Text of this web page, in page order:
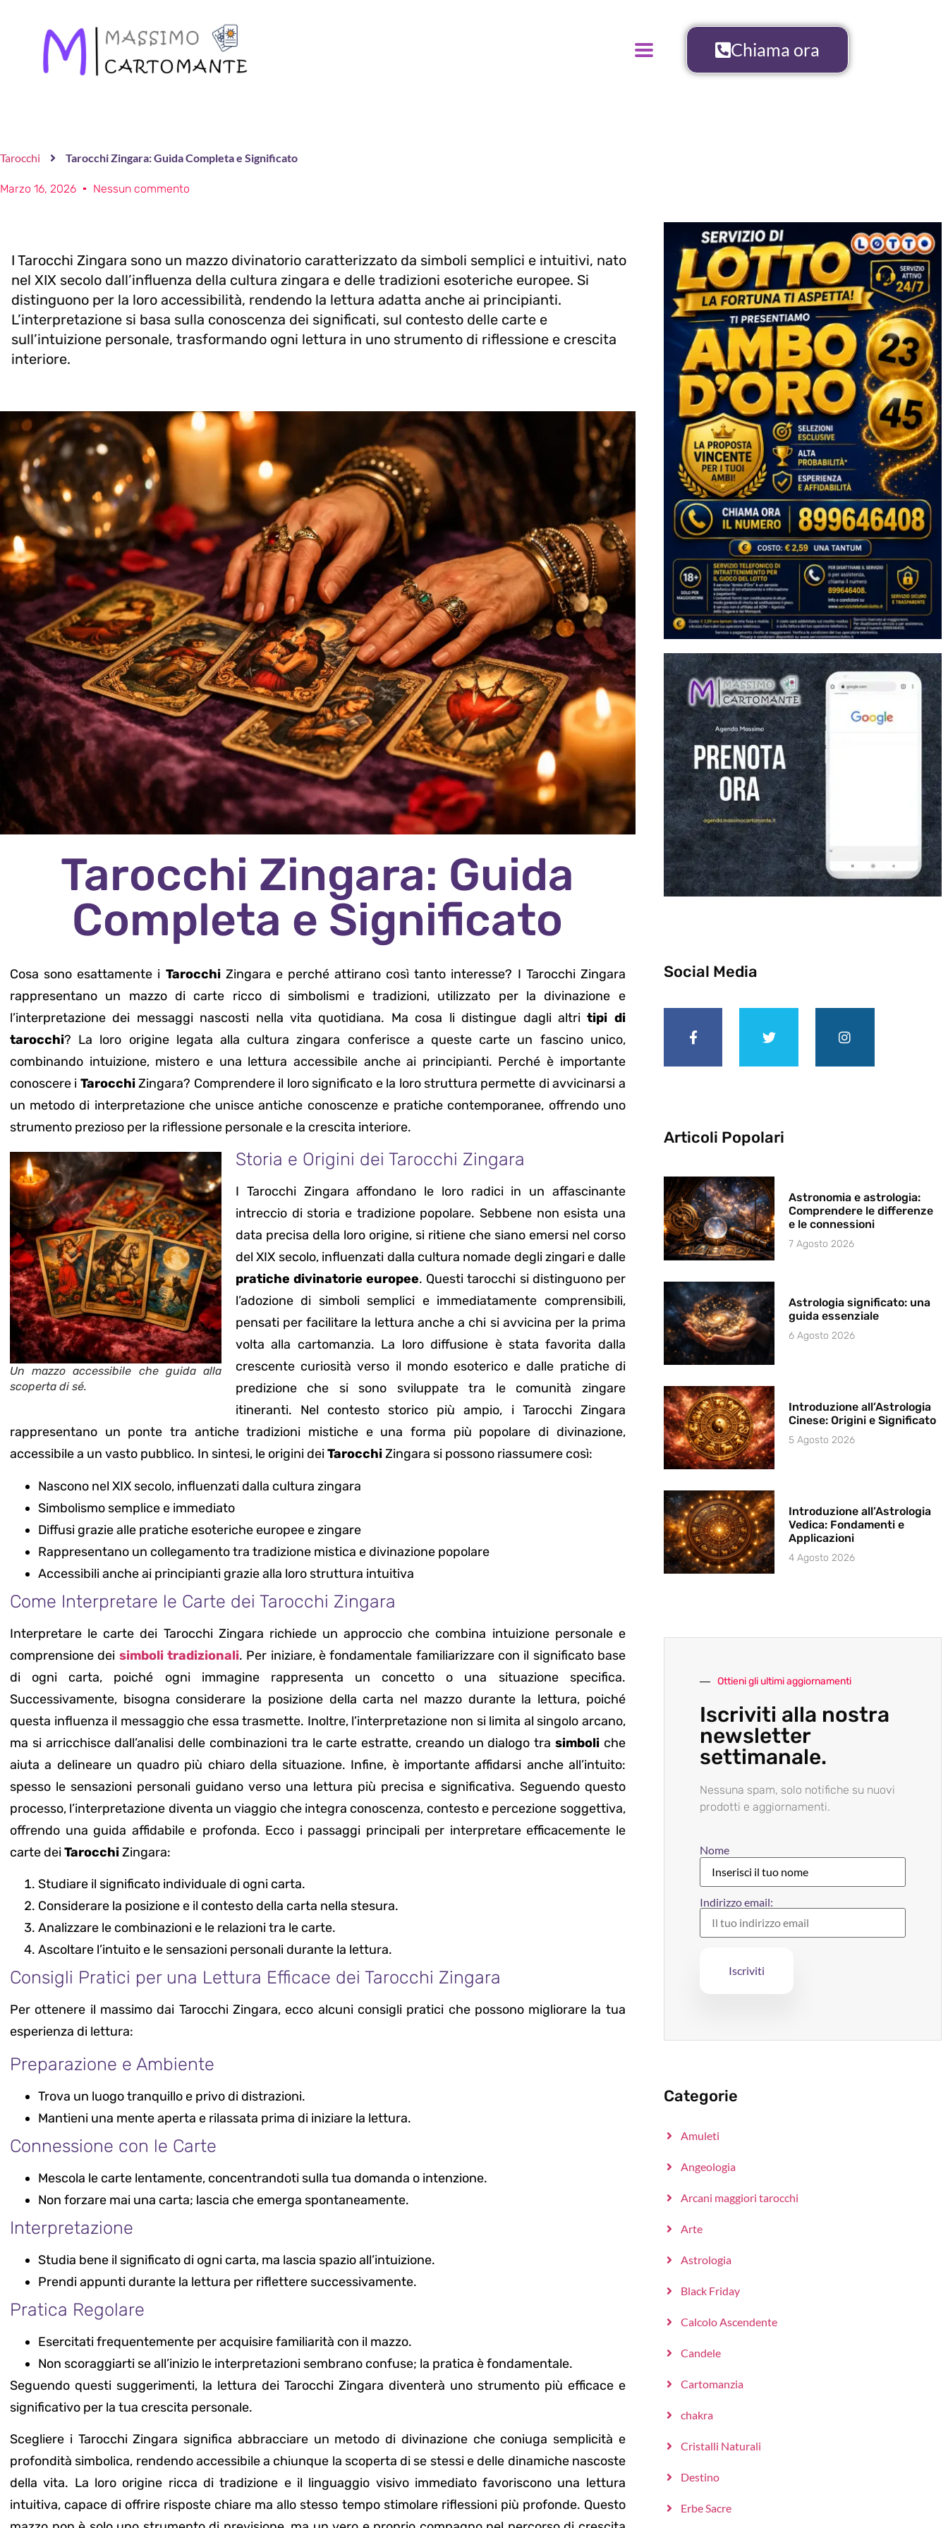
Chiama ora
Tarocchi Tarocchi Zingara: Guida Completa e Significato
Marzo 16, 2026 Nessun commento
I Tarocchi Zingara sono un mazzo divinatorio caratterizzato da simboli semplici e intuitivi, nato
nel XIX secolo dall’influenza della cultura zingara e delle tradizioni esoteriche europee. Si
distinguono per la loro accessibilità, rendendo la lettura adatta anche ai principianti.
L’interpretazione si basa sulla conoscenza dei significati, sul contesto delle carte e
sull’intuizione personale, trasformando ogni lettura in uno strumento di riflessione e crescita
interiore.
Tarocchi Zingara: Guida
Completa e Significato
Cosa sono esattamente i Tarocchi Zingara e perché attirano così tanto interesse? I Tarocchi Zingara
rappresentano un mazzo di carte ricco di simbolismi e tradizioni, utilizzato per la divinazione e
l’interpretazione dei messaggi nascosti nella vita quotidiana. Ma cosa li distingue dagli altritipi di
tarocchi? La loro origine legata alla cultura zingara conferisce a queste carte un fascino unico,
combinando intuizione, mistero e una lettura accessibile anche ai principianti. Perché è importante
conoscere i TarocchiZingara? Comprendere il loro significato e la loro struttura permette di avvicinarsi a
un metodo di interpretazione che unisce antiche conoscenze e pratiche contemporanee, offrendo uno
strumento prezioso per la riflessione personale e la crescita interiore.
Un mazzo accessibile che guida alla
scoperta di sé.
Storia e Origini dei Tarocchi Zingara
I Tarocchi Zingara affondano le loro radici in un affascinante
intreccio di storia e tradizione popolare. Sebbene non esista una
data precisa della loro origine, si ritiene che siano emersi nel corso
del XIX secolo, influenzati dalla cultura nomade degli zingari e dalle
pratiche divinatorie europee. Questi tarocchi si distinguono per
l’adozione di simboli semplici e immediatamente comprensibili,
pensati per facilitare la lettura anche a chi si avvicina per la prima
volta alla cartomanzia. La loro diffusione è stata favorita dalla
crescente curiosità verso il mondo esoterico e dalle pratiche di
predizione che si sono sviluppate tra le comunità zingare
itineranti. Nel contesto storico più ampio, i Tarocchi Zingara
rappresentano un ponte tra antiche tradizioni mistiche e una forma più popolare di divinazione,
accessibile a un vasto pubblico. In sintesi, le origini deiTarocchiZingara si possono riassumere così:
Nascono nel XIX secolo, influenzati dalla cultura zingara
Simbolismo semplice e immediato
Diffusi grazie alle pratiche esoteriche europee e zingare
Rappresentano un collegamento tra tradizione mistica e divinazione popolare
Accessibili anche ai principianti grazie alla loro struttura intuitiva
Come Interpretare le Carte dei Tarocchi Zingara
Interpretare le carte dei Tarocchi Zingara richiede un approccio che combina intuizione personale e
comprensione dei simboli tradizionali. Per iniziare, è fondamentale familiarizzare con il significato base
di ogni carta, poiché ogni immagine rappresenta un concetto o una situazione specifica.
Successivamente, bisogna considerare la posizione della carta nel mazzo durante la lettura, poiché
questa influenza il messaggio che essa trasmette. Inoltre, l’interpretazione non si limita al singolo arcano,
ma si arricchisce dall’analisi delle combinazioni tra le carte estratte, creando un dialogo trasimboli che
aiuta a delineare un quadro più chiaro della situazione. Infine, è importante affidarsi anche all’intuito:
spesso le sensazioni personali guidano verso una lettura più precisa e significativa. Seguendo questo
processo, l’interpretazione diventa un viaggio che integra conoscenza, contesto e percezione soggettiva,
offrendo una guida affidabile e profonda. Ecco i passaggi principali per interpretare efficacemente le
carte deiTarocchiZingara:
Studiare il significato individuale di ogni carta.
Considerare la posizione e il contesto della carta nella stesura.
Analizzare le combinazioni e le relazioni tra le carte.
Ascoltare l’intuito e le sensazioni personali durante la lettura.
Consigli Pratici per una Lettura Efficace dei Tarocchi Zingara
Per ottenere il massimo dai Tarocchi Zingara, ecco alcuni consigli pratici che possono migliorare la tua
esperienza di lettura:
Preparazione e Ambiente
Trova un luogo tranquillo e privo di distrazioni.
Mantieni una mente aperta e rilassata prima di iniziare la lettura.
Connessione con le Carte
Mescola le carte lentamente, concentrandoti sulla tua domanda o intenzione.
Non forzare mai una carta; lascia che emerga spontaneamente.
Interpretazione
Studia bene il significato di ogni carta, ma lascia spazio all’intuizione.
Prendi appunti durante la lettura per riflettere successivamente.
Pratica Regolare
Esercitati frequentemente per acquisire familiarità con il mazzo.
Non scoraggiarti se all’inizio le interpretazioni sembrano confuse; la pratica è fondamentale.
Seguendo questi suggerimenti, la lettura dei Tarocchi Zingara diventerà uno strumento più efficace e
significativo per la tua crescita personale.
Scegliere i Tarocchi Zingara significa abbracciare un metodo di divinazione che coniuga semplicità e
profondità simbolica, rendendo accessibile a chiunque la scoperta di se stessi e delle dinamiche nascoste
della vita. La loro origine ricca di tradizione e il linguaggio visivo immediato favoriscono una lettura
intuitiva, capace di offrire risposte chiare ma allo stesso tempo stimolare riflessioni più profonde. Questo
Social Media
Articoli Popolari
Astronomia e astrologia:
Comprendere le differenze
e le connessioni
7 Agosto 2026
Astrologia significato: una
guida essenziale
6 Agosto 2026
Introduzione all’Astrologia
Cinese: Origini e Significato
5 Agosto 2026
Introduzione all’Astrologia
Vedica: Fondamenti e
Applicazioni
4 Agosto 2026
Ottieni gli ultimi aggiornamenti
Iscriviti alla nostra
newsletter
settimanale.
Nessuna spam, solo notifiche su nuovi
prodotti e aggiornamenti.
Nome
Indirizzo email:
Categorie
Amuleti
Angeologia
Arcani maggiori tarocchi
Arte
Astrologia
Black Friday
Calcolo Ascendente
Candele
Cartomanzia
chakra
Cristalli Naturali
Destino
Erbe Sacre